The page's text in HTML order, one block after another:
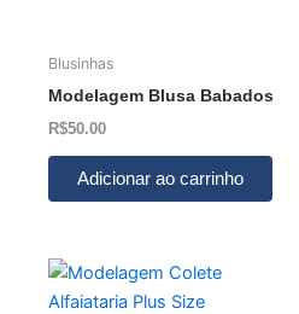
Blusinhas
Modelagem Blusa Babados
R$50.00
Adicionar ao carrinho